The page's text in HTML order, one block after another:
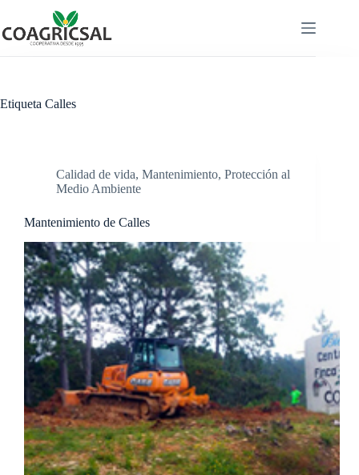
contenido
Etiqueta Calles
Calidad de vida, Mantenimiento, Protección al
Medio Ambiente
Mantenimiento de Calles